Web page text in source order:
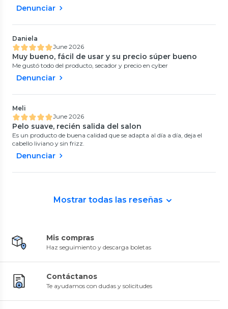
Denunciar
Daniela
June 2026
Muy bueno, fácil de usar y su precio súper bueno
Me gustó todo del producto, secador y precio en cyber
Denunciar
Meli
June 2026
Pelo suave, recién salida del salon
Es un producto de buena calidad que se adapta al día a día, deja el
cabello liviano y sin frizz.
Denunciar
Mostrar todas las reseñas
Mis compras
Haz seguimiento y descarga boletas
Contáctanos
Te ayudamos con dudas y solicitudes